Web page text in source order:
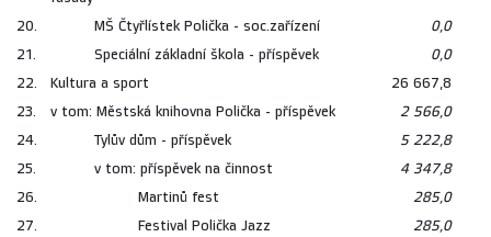
20.
MŠ Čtyřlístek Polička - soc.zařízení
0,0
21.
Speciální základní škola - příspěvek
0,0
22.
Kultura a sport
26 667,8
23.
v tom: Městská knihovna Polička - příspěvek
2 566,0
24.
Tylův dům - příspěvek
5 222,8
25.
v tom: příspěvek na činnost
4 347,8
26.
Martinů fest
285,0
27.
Festival Polička Jazz
285,0